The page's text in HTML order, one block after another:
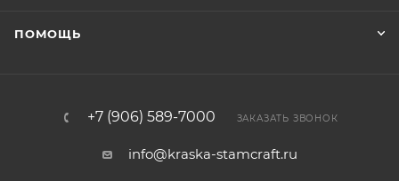
ПОМОЩЬ
+7 (906) 589-7000 ЗАКАЗАТЬ ЗВОНОК
info@kraska-stamcraft.ru